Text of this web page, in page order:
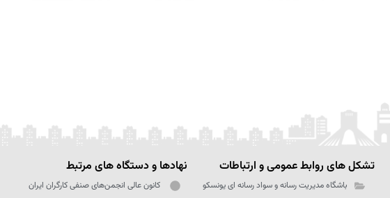
تشکل های روابط عمومی و ارتباطات
باشگاه مدیریت رسانه و سواد رسانه ای یونسکو
نهادها و دستگاه های مرتبط
کانون عالی انجمن‌های صنفی کارگران ایران